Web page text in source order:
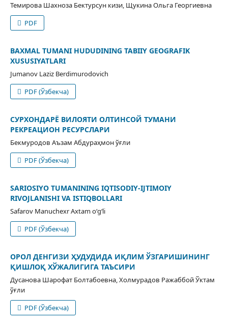
Темирова Шахноза Бектурсун кизи, Щукина Ольга Георгиевна
PDF
BAXMAL TUMANI HUDUDINING TABIIY GEOGRAFIK
XUSUSIYATLARI
Jumanov Laziz Berdimurodovich
PDF (Ўзбекча)
СУРХОНДАРЁ ВИЛОЯТИ ОЛТИНСОЙ ТУМАНИ
РЕКРЕАЦИОН РЕСУРСЛАРИ
Бекмуродов Аъзам Абдураҳмон ўғли
PDF (Ўзбекча)
SARIOSIYO TUMANINING IQTISODIY-IJTIMOIY
RIVOJLANISHI VA ISTIQBOLLARI
Safarov Manuchexr Axtam o‘g‘li
PDF (Ўзбекча)
ОРОЛ ДЕНГИЗИ ҲУДУДИДА ИҚЛИМ ЎЗГАРИШИНИНГ
ҚИШЛОҚ ХЎЖАЛИГИГА ТАЪСИРИ
Дусанова Шарофат Болтабоевна, Холмурадов Ражаббой Ўктам
ўғли
PDF (Ўзбекча)